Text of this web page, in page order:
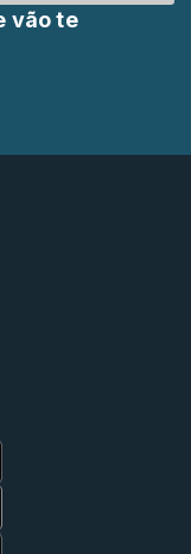
vão te